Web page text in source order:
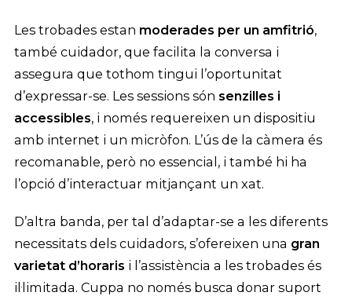
Les trobades estan moderades per un amfitrió,
també cuidador, que facilita la conversa i
assegura que tothom tingui l’oportunitat
d’expressar-se. Les sessions són senzilles i
accessibles, i només requereixen un dispositiu
amb internet i un micròfon. L’ús de la càmera és
recomanable, però no essencial, i també hi ha
l’opció d’interactuar mitjançant un xat.
D’altra banda, per tal d’adaptar-se a les diferents
necessitats dels cuidadors, s’ofereixen una gran
varietat d’horaris i l’assistència a les trobades és
il·limitada. Cuppa no només busca donar suport